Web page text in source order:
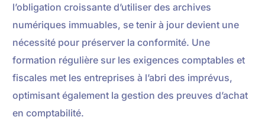
l’obligation croissante d’utiliser des archives
numériques immuables, se tenir à jour devient une
nécessité pour préserver la conformité. Une
formation régulière sur les exigences comptables et
fiscales met les entreprises à l’abri des imprévus,
optimisant également la gestion des preuves d’achat
en comptabilité.